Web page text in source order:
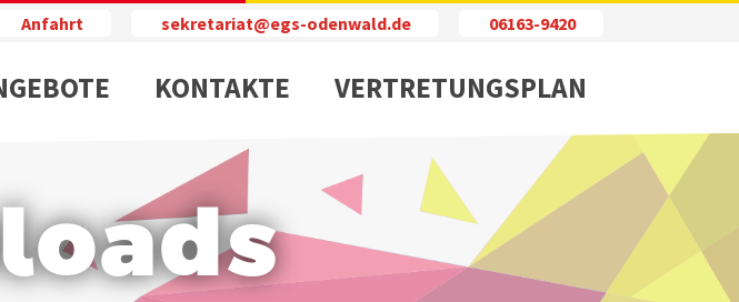
Anfahrt sekretariat@egs-odenwald.de 06163-9420
KONTAKTE VERTRETUNGSPLAN